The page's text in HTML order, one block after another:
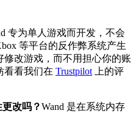
专为单人游戏而开发，不会
等平台的反作弊系统产生
改游戏，而不用担心你的账
看看我们在 Trustpilot 上的评
改吗？Wand 是在系统内存